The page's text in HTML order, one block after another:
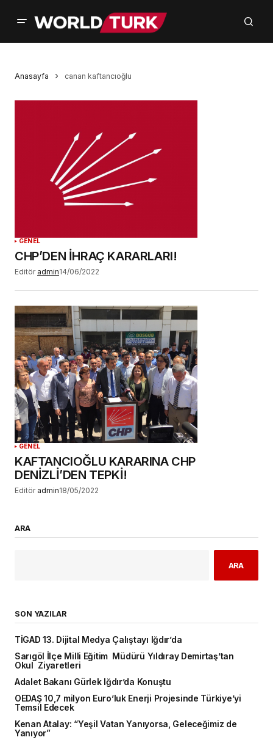
Anasayfa canan kaftancıoğlu
GENEL
CHP’DEN İHRAÇ KARARLARI!
Editör admin14/06/2022
GENEL
KAFTANCIOĞLU KARARINA CHP
DENİZLİ’DEN TEPKİ!
Editör admin18/05/2022
ARA
ARA
SON YAZILAR
TİGAD 13. Dijital Medya Çalıştayı Iğdır’da
Sarıgöl İlçe Milli Eğitim Müdürü Yıldıray Demirtaş’tan
Okul Ziyaretleri
Adalet Bakanı Gürlek Iğdır’da Konuştu
OEDAŞ 10,7 milyon Euro’luk Enerji Projesinde Türkiye’yi
Temsil Edecek
Kenan Atalay: “Yeşil Vatan Yanıyorsa, Geleceğimiz de
Yanıyor”